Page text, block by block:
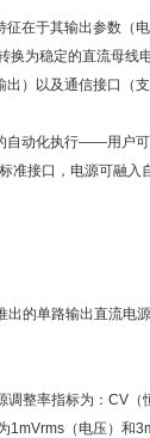
在于其输出参数（
为稳定的直流母
）以及通信接口（
自动化执行——用户
接口，电源可融
的单路输出直流
整率指标为：CV
（电压）和